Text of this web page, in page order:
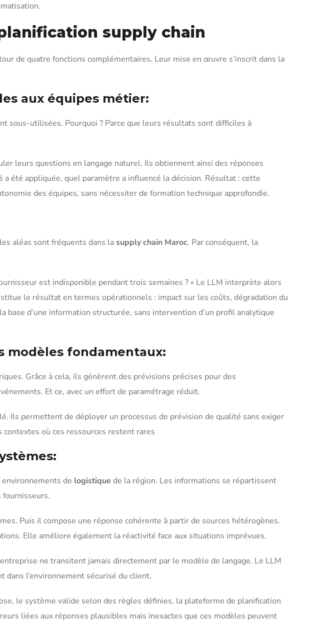
supply chain
de quatre fonctions complémentaires. Leur mise en œuvre s’inscrit dans la
aux équipes métier:
sous-utilisées. Pourquoi ? Parce que leurs résultats sont difficiles à
leurs questions en langage naturel. Ils obtiennent ainsi des réponses
été appliquée, quel paramètre a influencé la décision. Résultat : cette
des équipes, sans nécessiter de formation technique approfondie.
aléas sont fréquents dans la supply chain Maroc. Par conséquent, la
est indisponible pendant trois semaines ? » Le LLM interprète alors
le résultat en termes opérationnels : impact sur les coûts, dégradation du
base d’une information structurée, sans intervention d’un profil analytique
modèles fondamentaux:
Grâce à cela, ils génèrent des prévisions précises pour des
Et ce, avec un effort de paramétrage réduit.
Ils permettent de déployer un processus de prévision de qualité sans exiger
où ces ressources restent rares
de logistique de la région. Les informations se répartissent
fournisseurs.
Puis il compose une réponse cohérente à partir de sources hétérogènes.
Elle améliore également la réactivité face aux situations imprévues.
ne transitent jamais directement par le modèle de langage. Le LLM
dans l’environnement sécurisé du client.
le système valide selon des règles définies, la plateforme de planification
liées aux réponses plausibles mais inexactes que ces modèles peuvent